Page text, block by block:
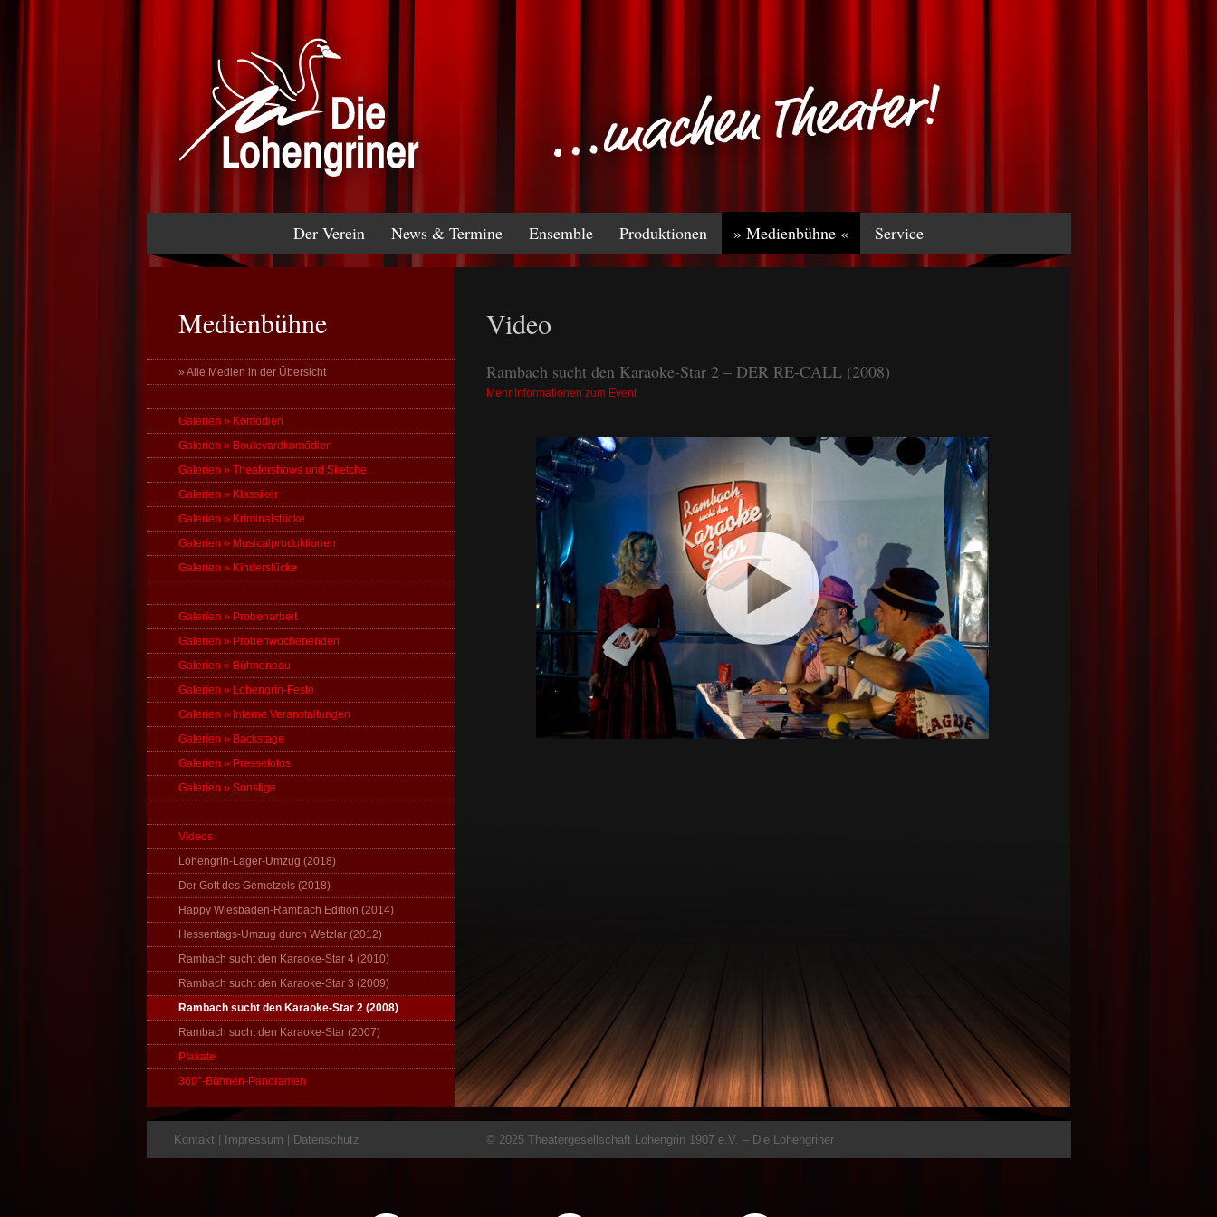
Der Verein News & Termine Ensemble Produktionen » Medienbühne « Service
Medienbühne
» Alle Medien in der Übersicht
Galerien » Komödien
Galerien » Boulevardkomödien
Galerien » Theatershows und Sketche
Galerien » Klassiker
Galerien » Kriminalstücke
Galerien » Musicalproduktionen
Galerien » Kinderstücke
Galerien » Probenarbeit
Galerien » Probenwochenenden
Galerien » Bühnenbau
Galerien » Lohengrin-Feste
Galerien » Interne Veranstaltungen
Galerien » Backstage
Galerien » Pressefotos
Galerien » Sonstige
Videos
Lohengrin-Lager-Umzug (2018)
Der Gott des Gemetzels (2018)
Happy Wiesbaden-Rambach Edition (2014)
Hessentags-Umzug durch Wetzlar (2012)
Rambach sucht den Karaoke-Star 4 (2010)
Rambach sucht den Karaoke-Star 3 (2009)
Rambach sucht den Karaoke-Star 2 (2008)
Rambach sucht den Karaoke-Star (2007)
Plakate
360°-Bühnen-Panoramen
Video
Rambach sucht den Karaoke-Star 2 – DER RE-CALL (2008)
Mehr Informationen zum Event
Kontakt Impressum Datenschutz © 2025 Theatergesellschaft Lohengrin 1907 e.V. – Die Lohengriner